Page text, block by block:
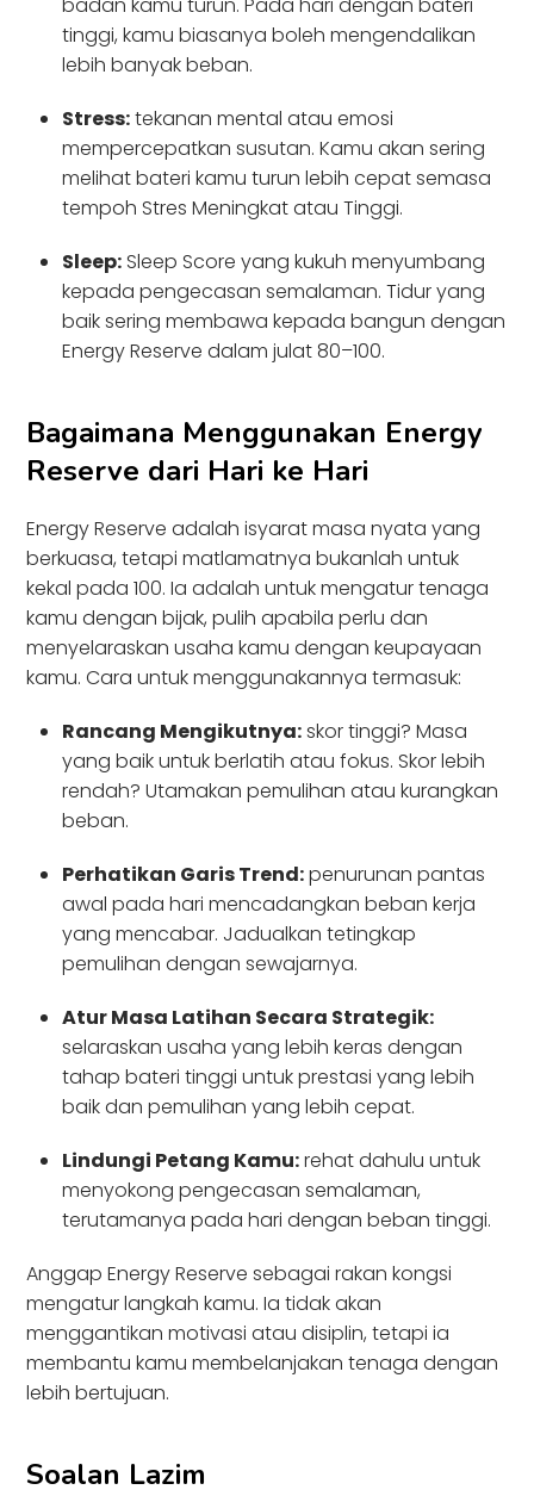
tinggi, kamu biasanya boleh mengendalikan
lebih banyak beban.
Stress:tekanan mental atau emosi
mempercepatkan susutan. Kamu akan sering
melihat bateri kamu turun lebih cepat semasa
tempoh Stres Meningkat atau Tinggi.
Sleep: Sleep Score yang kukuh menyumbang
kepada pengecasan semalaman. Tidur yang
baik sering membawa kepada bangun dengan
Energy Reserve dalam julat 80–100.
Bagaimana Menggunakan Energy
Reserve dari Hari ke Hari
Energy Reserve adalah isyarat masa nyata yang
berkuasa, tetapi matlamatnya bukanlah untuk
kekal pada 100. Ia adalah untuk mengatur tenaga
kamu dengan bijak, pulih apabila perlu dan
menyelaraskan usaha kamu dengan keupayaan
kamu. Cara untuk menggunakannya termasuk:
Rancang Mengikutnya:skor tinggi? Masa
yang baik untuk berlatih atau fokus. Skor lebih
rendah? Utamakan pemulihan atau kurangkan
beban.
Perhatikan Garis Trend:penurunan pantas
awal pada hari mencadangkan beban kerja
yang mencabar. Jadualkan tetingkap
pemulihan dengan sewajarnya.
Atur Masa Latihan Secara Strategik:
selaraskan usaha yang lebih keras dengan
tahap bateri tinggi untuk prestasi yang lebih
baik dan pemulihan yang lebih cepat.
Lindungi Petang Kamu:rehat dahulu untuk
menyokong pengecasan semalaman,
terutamanya pada hari dengan beban tinggi.
Anggap Energy Reserve sebagai rakan kongsi
mengatur langkah kamu. Ia tidak akan
menggantikan motivasi atau disiplin, tetapi ia
membantu kamu membelanjakan tenaga dengan
lebih bertujuan.
Soalan Lazim